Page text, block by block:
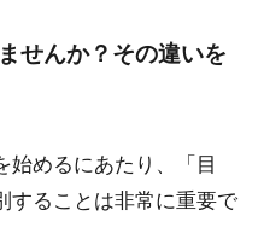
せんか？その違いを
始めるにあたり、「目
することは非常に重要で